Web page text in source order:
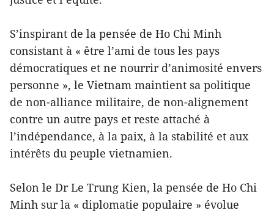
S’inspirant de la pensée de Ho Chi Minh
consistant à « être l’ami de tous les pays
démocratiques et ne nourrir d’animosité envers
personne », le Vietnam maintient sa politique
de non-alliance militaire, de non-alignement
contre un autre pays et reste attaché à
l’indépendance, à la paix, à la stabilité et aux
intérêts du peuple vietnamien.
Selon le Dr Le Trung Kien, la pensée de Ho Chi
Minh sur la « diplomatie populaire » évolue